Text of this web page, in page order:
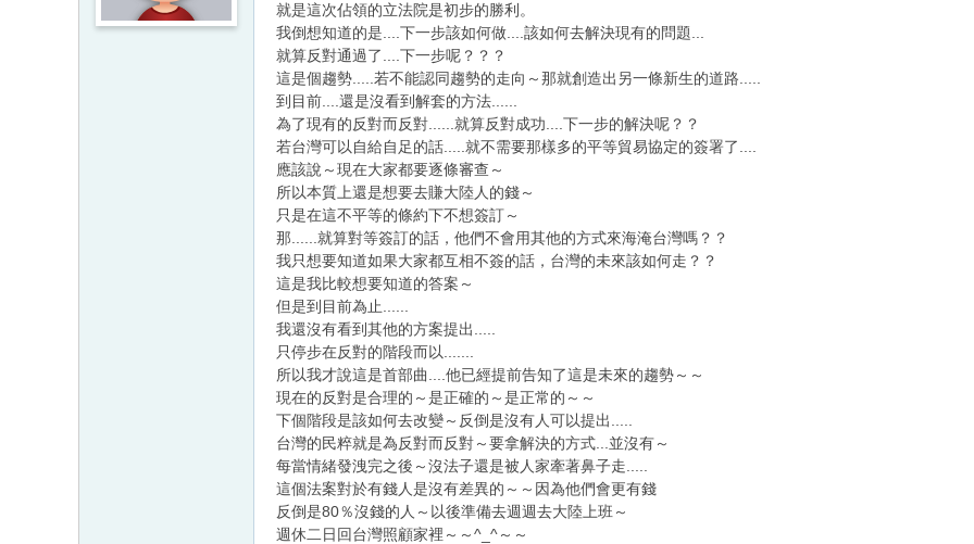
就是這次佔領的立法院是初步的勝利。
我倒想知道的是....下一步該如何做....該如何去解決現有的問題...
就算反對通過了....下一步呢？？？
這是個趨勢.....若不能認同趨勢的走向～那就創造出另一條新生的道路.....
到目前....還是沒看到解套的方法......
為了現有的反對而反對......就算反對成功....下一步的解決呢？？
若台灣可以自給自足的話.....就不需要那樣多的平等貿易協定的簽署了....
應該說～現在大家都要逐條審查～
所以本質上還是想要去賺大陸人的錢～
只是在這不平等的條約下不想簽訂～
那......就算對等簽訂的話，他們不會用其他的方式來海淹台灣嗎？？
我只想要知道如果大家都互相不簽的話，台灣的未來該如何走？？
這是我比較想要知道的答案～
但是到目前為止......
我還沒有看到其他的方案提出.....
只停步在反對的階段而以.......
所以我才說這是首部曲....他已經提前告知了這是未來的趨勢～～
現在的反對是合理的～是正確的～是正常的～～
下個階段是該如何去改變～反倒是沒有人可以提出.....
台灣的民粹就是為反對而反對～要拿解決的方式...並沒有～
每當情緒發洩完之後～沒法子還是被人家牽著鼻子走.....
這個法案對於有錢人是沒有差異的～～因為他們會更有錢
反倒是80％沒錢的人～以後準備去週週去大陸上班～
週休二日回台灣照顧家裡～～^_^～～